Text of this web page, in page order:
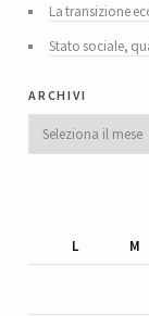
La transizione
Stato sociale,
archivi
Archivi
L
M